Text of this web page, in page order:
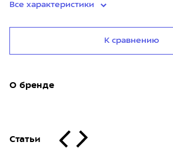
Все характеристики
К сравнению
О бренде
Статьи